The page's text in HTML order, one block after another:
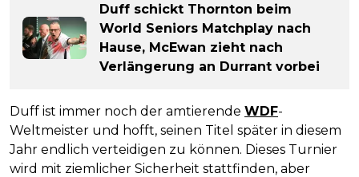
Duff schickt Thornton beim
World Seniors Matchplay nach
Hause, McEwan zieht nach
Verlängerung an Durrant vorbei
Duff ist immer noch der amtierende WDF-
Weltmeister und hofft, seinen Titel später in diesem
Jahr endlich verteidigen zu können. Dieses Turnier
wird mit ziemlicher Sicherheit stattfinden, aber